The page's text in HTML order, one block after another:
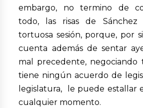
embargo, no termino de
todo, las risas de
tortuosa sesión, porque, por
cuenta además de sentar
mal precedente, negociando
tiene ningún acuerdo de
legislatura, le puede estallar
cualquier momento.